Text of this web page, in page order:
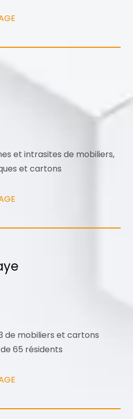
et intrasites de mobiliers,
et cartons
de mobiliers et cartons
65 résidents